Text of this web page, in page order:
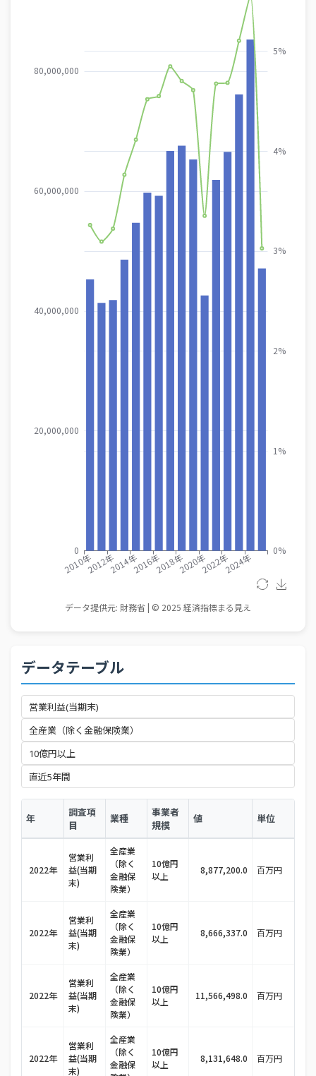
データテーブル
年
調査項
目
業種
事業者
規模
値 単位
2022年
営業利
益(当期
末)
全産業
（除く
金融保
険業）
10億円
以上
8,877,200.0 百万円
2022年
営業利
益(当期
末)
全産業
（除く
金融保
険業）
10億円
以上
8,666,337.0 百万円
2022年
営業利
益(当期
末)
全産業
（除く
金融保
険業）
10億円
以上
11,566,498.0 百万円
2022年
営業利
益(当期
末)
全産業
（除く
金融保
10億円
以上
8,131,648.0 百万円